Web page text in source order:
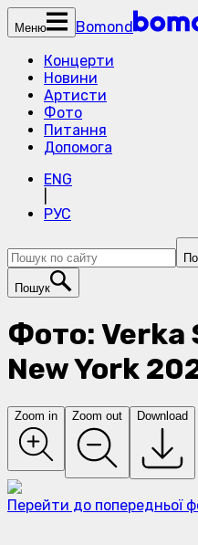
Меню
Bomond
Концерти
Новини
Артисти
Фото
Питання
Допомога
ENG
РУС
Пошук
Фото: Verka
New York
Zoom in Zoom out Download
Перейти до попередньої